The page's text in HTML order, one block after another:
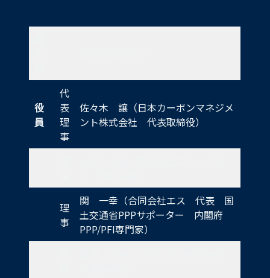
役
員
代
表
理
事
佐々木 譲（日本カーボンマネジメ
ント株式会社 代表取締役）
理
事
関 一幸（合同会社エス 代表 国
土交通省PPPサポーター 内閣府
PPP/PFI専門家）